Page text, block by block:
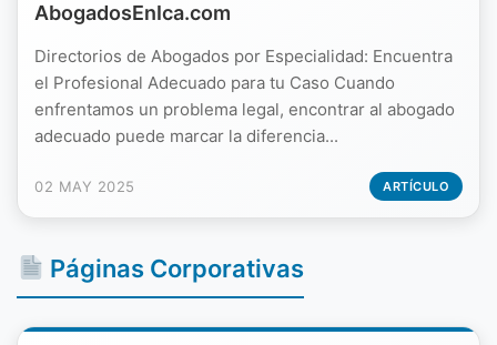
AbogadosEnIca.com
Directorios de Abogados por Especialidad: Encuentra
el Profesional Adecuado para tu Caso Cuando
enfrentamos un problema legal, encontrar al abogado
adecuado puede marcar la diferencia...
02 MAY 2025 ARTÍCULO
Páginas Corporativas